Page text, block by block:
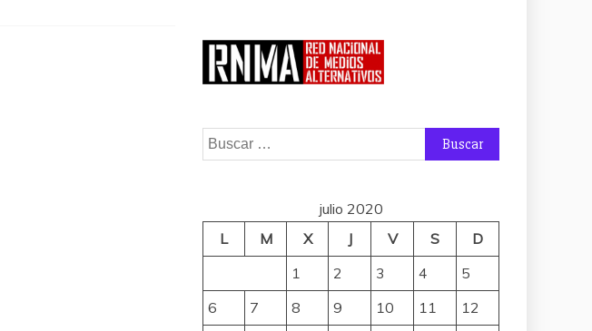
Buscar:
julio 2020
L
M X J V S
D
1
2 3 4
5
6
7 8 9 10 11
12